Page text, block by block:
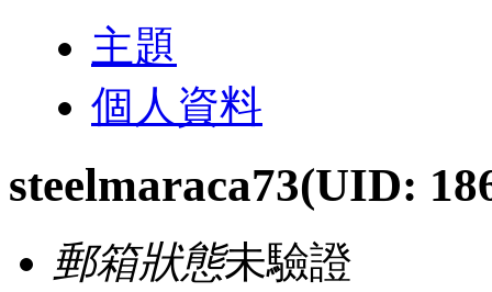
主題
個人資料
steelmaraca73(UID:
郵箱狀態未驗證